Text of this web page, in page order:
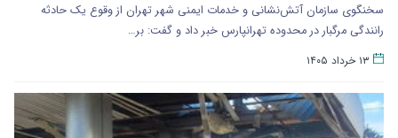
سخنگوی سازمان آتش‌نشانی و خدمات ایمنی شهر تهران از وقوع یک حادثه
رانندگی مرگبار در محدوده تهرانپارس خبر داد و گفت: بر…
۱۳ خرداد ۱۴۰۵